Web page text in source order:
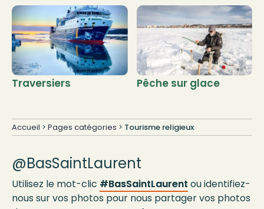
Traversiers Pêche sur glace
Accueil > Pages catégories > Tourisme religieux
@BasSaintLaurent
Utilisez le mot-clic #BasSaintLaurent ou identifiez-
nous sur vos photos pour nous partager vos photos